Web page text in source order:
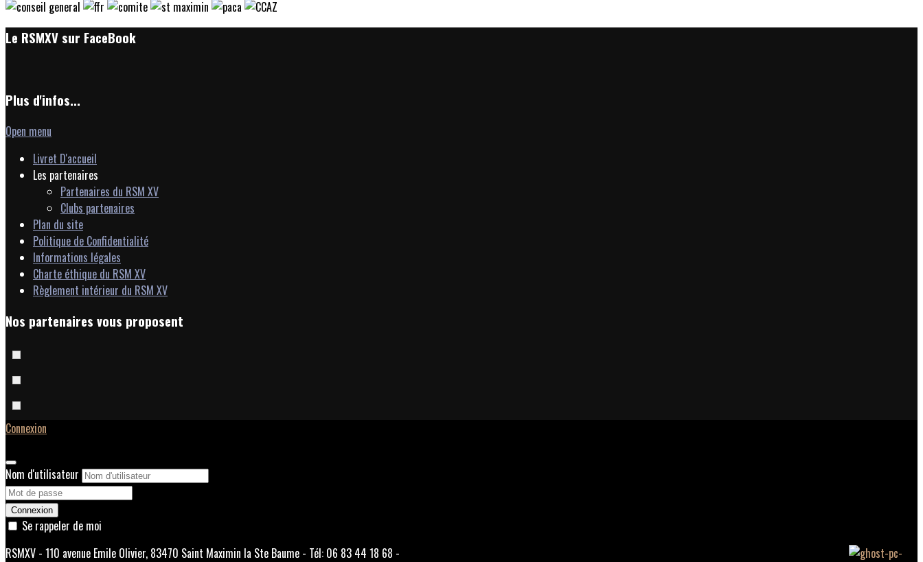
Le RSMXV sur FaceBook
Plus d'infos...
Open menu
Livret D'accueil
Les partenaires
Partenaires du RSM XV
Clubs partenaires
Plan du site
Politique de Confidentialité
Informations légales
Charte éthique du RSM XV
Règlement intérieur du RSM XV
Nos partenaires vous proposent
Connexion
Nom d'utilisateur
Connexion
Se rappeler de moi
RSMXV - 110 avenue Emile Olivier, 83470 Saint Maximin la Ste Baume - Tél: 06 83 44 18 68 -